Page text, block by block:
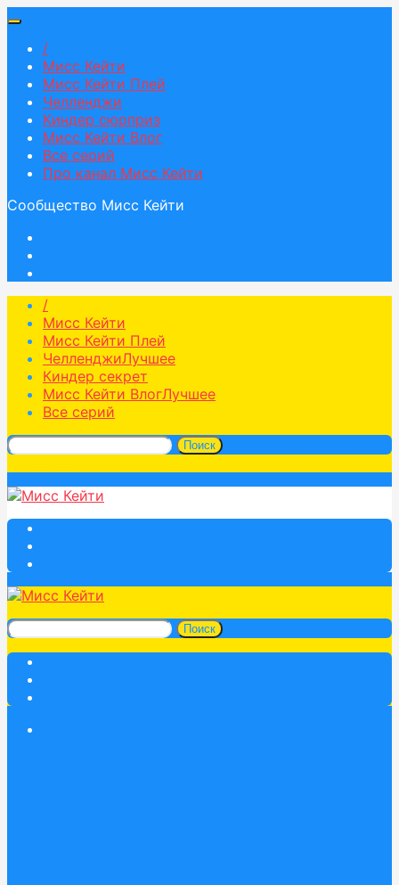
/
Мисс Кейти
Мисс Кейти Плей
Челленджи
Киндер сюрприз
Мисс Кейти Влог
Все серий
Про канал Мисс Кейти
Сообщество Мисс Кейти
/
Мисс Кейти
Мисс Кейти Плей
ЧелленджиЛучшее
Киндер секрет
Мисс Кейти ВлогЛучшее
Все серий
Поиск
Поиск